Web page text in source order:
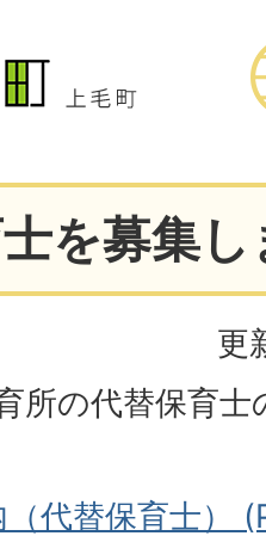
を募集し
更
所の代替保育
代替保育士）